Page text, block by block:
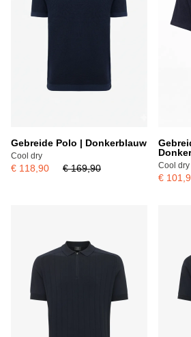
Gebreide Polo | Donkerblauw
Cool dry
€ 118,90 € 169,90 Cool dry
€